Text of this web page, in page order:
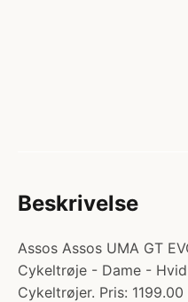
Beskrivelse
Assos Assos UMA GT
Cykeltrøje - Dame -
Cykeltrøjer. Pris: